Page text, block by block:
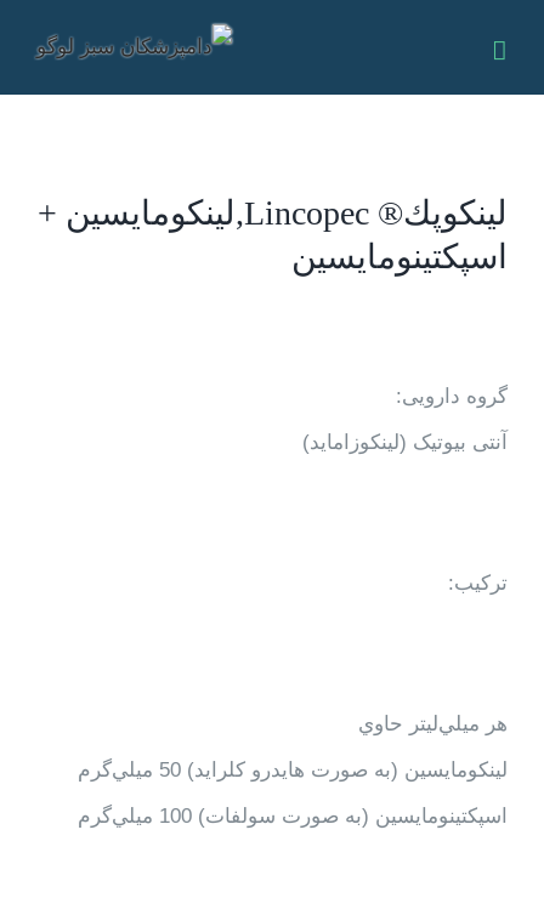
لينكوپك® Lincopec,لينكومايسين +
اسپكتينومايسين
گروه دارویی:
آنتی بیوتیک (لينكوزامايد)
ترکیب:
هر ميلي‌ليتر حاوي
لينكومايسين (به صورت هايدرو كلرايد) 50 ميلي‌گرم
اسپكتينومايسين (به صورت سولفات) 100 ميلي‌گرم